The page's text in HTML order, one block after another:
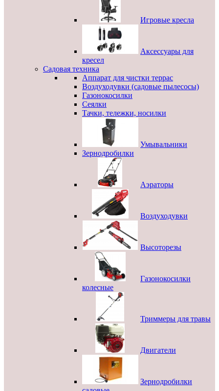
Игровые кресла
Аксессуары для
кресел
Садовая техника
Аппарат для чистки террас
Воздуходувки (садовые пылесосы)
Газонокосилки
Сеялки
Тачки, тележки, носилки
Умывальники
Зернодробилки
Аэраторы
Воздуходувки
Высоторезы
Газонокосилки
колесные
Триммеры для травы
Двигатели
Зернодробилки